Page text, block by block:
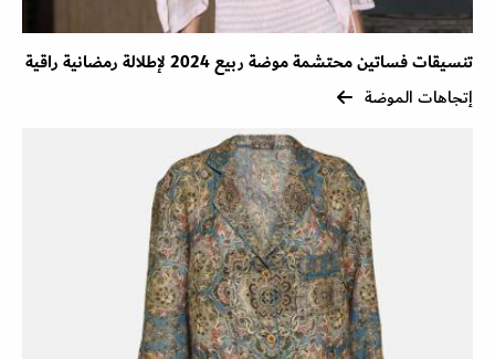
تنسيقات فساتين محتشمة موضة ربيع 2024 لإطلالة رمضانية راقية
إتجاهات الموضة